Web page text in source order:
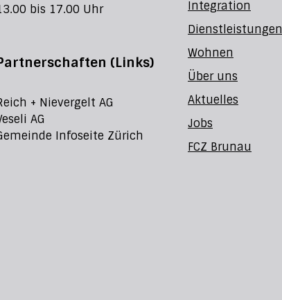
bis 17.00 Uhr
(Links)
+ Nievergelt AG
AG
Infoseite Zürich
Integration
Dienstleistungen
Wohnen
Über uns
Aktuelles
Jobs
FCZ Brunau